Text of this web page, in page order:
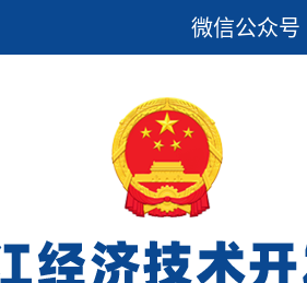
微信公众号